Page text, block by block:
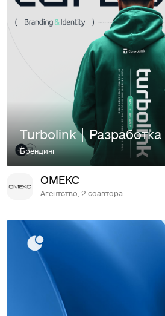
Брендинг
OMEKC
Агентство, 2 соавтора